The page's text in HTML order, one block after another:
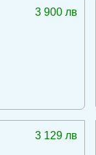
3 900 лв
3 129 лв